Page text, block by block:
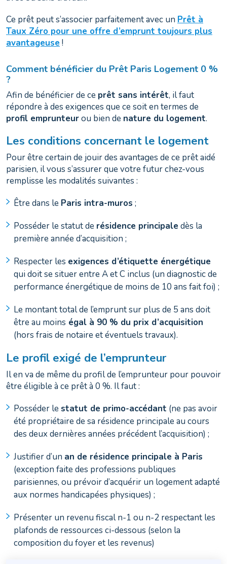
Ce prêt peut s’associer parfaitement avec un Prêt à
Taux Zéro pour une offre d’emprunt toujours plus
avantageuse !
Comment bénéficier du Prêt Paris Logement 0 %
?
Afin de bénéficier de ce prêt sans intérêt, il faut
répondre à des exigences que ce soit en termes de
profil emprunteurou bien de nature du logement.
Les conditions concernant le logement
Pour être certain de jouir des avantages de ce prêt aidé
parisien, il vous s’assurer que votre futur chez-vous
remplisse les modalités suivantes :
Être dans le Paris intra-muros ;
Posséder le statut de résidence principale dès la
première année d’acquisition ;
Respecter les exigences d’étiquette énergétique
qui doit se situer entre A et C inclus (un diagnostic de
performance énergétique de moins de 10 ans fait foi) ;
Le montant total de l’emprunt sur plus de 5 ans doit
être au moins égal à 90 % du prix d’acquisition
(hors frais de notaire et éventuels travaux).
Le profil exigé de l’emprunteur
Il en va de même du profil de l’emprunteur pour pouvoir
être éligible à ce prêt à 0 %. Il faut :
Posséder lestatut de primo-accédant (ne pas avoir
été propriétaire de sa résidence principale au cours
des deux dernières années précédent l’acquisition) ;
Justifier d’un an de résidence principale à Paris
(exception faite des professions publiques
parisiennes, ou prévoir d’acquérir un logement adapté
aux normes handicapées physiques) ;
Présenter un revenu fiscal n-1 ou n-2 respectant les
plafonds de ressources ci-dessous (selon la
composition du foyer et les revenus)